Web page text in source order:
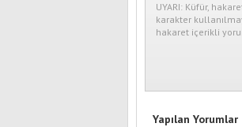
UYARI: Küfür,
karakter
hakaret içerikli
Yapılan Yorumlar